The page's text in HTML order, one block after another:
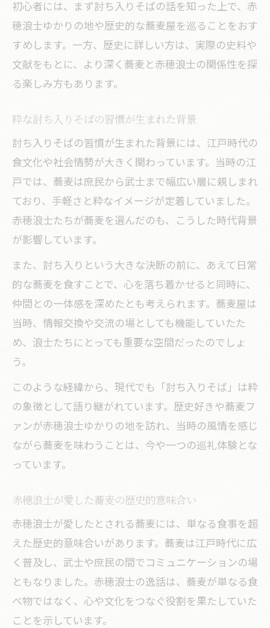
紹介
聖地巡礼で出会う討ち入りそばの実感を
共有
初心者には、まず討ち入りそばの話を知った上で、赤
穂浪士ゆかりの地や歴史的な蕎麦屋を巡ることをおす
すめします。一方、歴史に詳しい方は、実際の史料や
文献をもとに、より深く蕎麦と赤穂浪士の関係性を探
る楽しみ方もあります。
粋な討ち入りそばの習慣が生まれた背景
討ち入りそばの習慣が生まれた背景には、江戸時代の
食文化や社会情勢が大きく関わっています。当時の江
戸では、蕎麦は庶民から武士まで幅広い層に親しまれ
ており、手軽さと粋なイメージが定着していました。
赤穂浪士たちが蕎麦を選んだのも、こうした時代背景
が影響しています。
また、討ち入りという大きな決断の前に、あえて日常
的な蕎麦を食すことで、心を落ち着かせると同時に、
仲間との一体感を深めたとも考えられます。蕎麦屋は
当時、情報交換や交流の場としても機能していたた
め、浪士たちにとっても重要な空間だったのでしょ
う。
このような経緯から、現代でも「討ち入りそば」は粋
の象徴として語り継がれています。歴史好きや蕎麦フ
ァンが赤穂浪士ゆかりの地を訪れ、当時の風情を感じ
ながら蕎麦を味わうことは、今や一つの巡礼体験とな
っています。
赤穂浪士が愛した蕎麦の歴史的意味合い
赤穂浪士が愛したとされる蕎麦には、単なる食事を超
えた歴史的意味合いがあります。蕎麦は江戸時代に広
く普及し、武士や庶民の間でコミュニケーションの場
ともなりました。赤穂浪士の逸話は、蕎麦が単なる食
べ物ではなく、心や文化をつなぐ役割を果たしていた
ことを示しています。